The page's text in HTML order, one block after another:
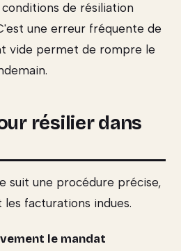
de résiliation
une erreur fréquente de
vide permet de rompre le
résilier dans
suit une procédure précise,
facturations indues.
le mandat